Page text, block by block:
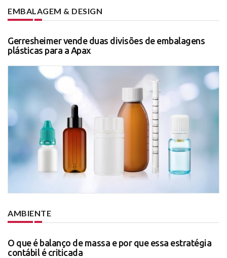
EMBALAGEM & DESIGN
Gerresheimer vende duas divisões de embalagens
plásticas para a Apax
AMBIENTE
O que é balanço de massa e por que essa estratégia
contábil é criticada